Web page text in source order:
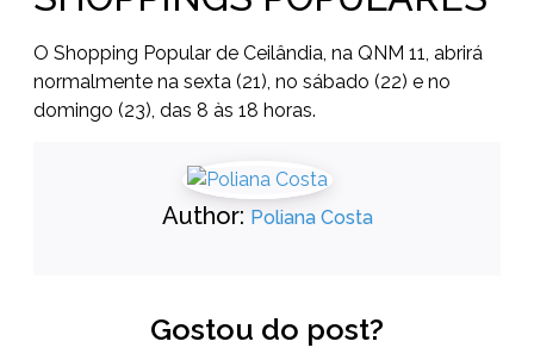
O Shopping Popular de Ceilândia, na QNM 11, abrirá
normalmente na sexta (21), no sábado (22) e no
domingo (23), das 8 às 18 horas.
Author: Poliana Costa
Gostou do post?